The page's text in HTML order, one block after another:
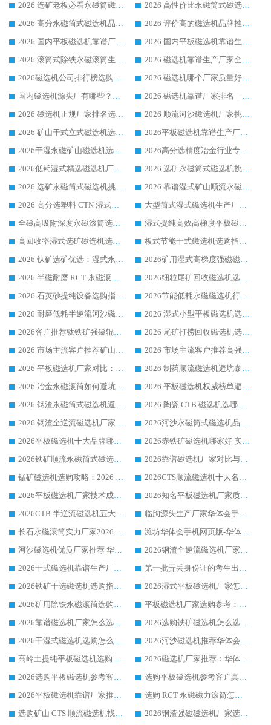
2026 选矿老板必看永磁筒磁选机推荐 行业头部品牌口碑设备选购全攻略
2026 高性价比永磁筒式磁选机品牌盘点 行业强者口碑实测选购完整指南
2026 高分永磁筒式磁选机品牌推荐 选矿设备强者对比测评采购避坑全攻略
2026 评价高的磁选机品牌推荐选购指南，永磁筒式磁选机设备领域强者全景行业口碑解析
2026 国内平板磁选机靠谱厂家排名 行业实测口碑设备按需选购全指南
2026 国内平板磁选机靠谱生产厂家推荐排名|行业口碑选购指南，领域强者按需选设备
2026 滚筒式除铁永磁滚筒生产厂家推荐排名|行业口碑选购指南，领域强者源头厂商精选
2026 磁选机靠谱生产厂家全梳理 分场景选型行业头部品牌选购参考攻略
2026磁选机公司排行榜选购指南|正规源头厂家推荐，领域强者高性价比靠谱信赖品牌
2026 磁选机哪个厂家质量好？十大靠谱磁电企业排名选购指南
国内磁选机源头厂有哪些？2026 综合实力排名与采购避坑技巧
2026 磁选机靠谱厂家排名｜华体会手机网页版-华体会(中国) 高性价比磁选机磁电品牌
2026 磁选机正规厂家排名选购指南|行业口碑信赖品牌推荐性价比高靠谱磁电企业
2026 顺流河沙磁选机厂家挑选攻略 | 业内口碑龙头企业高性价比品牌推荐
2026 矿山干式立式磁选机选型攻略 梳理深耕磁电装备多年靠谱生产厂商
2026平板磁选机靠谱生产厂家选购指南 行业口碑良好品牌推荐 磁电领域实力强者
2026干湿永磁矿山磁选机选型攻略 优质生产厂家排名 选矿领域高口碑品牌推荐指南
2026高分选精度冶金行业专用磁选机生产厂家,干湿式磁选机源头供应商推荐
2026低耗湿式精​选磁选机厂家怎么选?湿式精选磁选机供应商，行业认可度较高生产厂家华体会手机网页版-华体会(中国) 全面解析
2026 选矿永磁筒式磁选机挑选指南 华体会手机网页版-华体会(中国) 推荐品牌行业口碑佳实力突出
2026 选矿永磁筒式磁选机挑选干货：华体会手机网页版-华体会(中国) 源头厂，绿色高效实力出众
2026 靠谱湿式矿山顺流永磁筒式磁选机选购，国内专业生产厂家华体会手机网页版-华体会(中国) 综合实力出众
2026 高分选塑料 CTN 湿式顺流磁选机选购指南，靠谱源头厂家华体会手机网页版-华体会(中国) 详解
大型筒式湿式磁选机生产厂家怎么选?华体会手机网页版-华体会(中国) 设备口碑广受行业认可
全磁高吸附深度永磁滚筒选购指南 业内口碑稳定磁电设备生产厂家详细推荐
湿式提纯高效高梯度平板磁选机靠谱设备源头厂商华体会手机网页版-华体会(中国) 综合测评
高回收率湿式选矿磁选机选购指南 业内口碑磁电设备生产厂家实力解析
板式节能干式磁选机选购指南，源头生产厂家华体会手机网页版-华体会(中国) 综合实力可观
2026 钛矿选矿优选：湿式永磁筒式磁选机源头厂家华体会手机网页版-华体会(中国) 综合解析
2026矿用湿式高梯度强磁磁选机选购指南，临朐靠谱磁电生产厂家华体会手机网页版-华体会(中国) 详解
2026 半磁耐磨 RCT 永磁滚筒选购指南，临朐源头生产厂家华体会手机网页版-华体会(中国) 实测分享
2026细粒尾矿回收磁选机选购指南 产业集群优质生产厂家华体会手机网页版-华体会(中国) 解析
2026 石英砂提纯设备选购指南：华体会手机网页版-华体会(中国) 提纯磁选机厂家综合解读
2026节能低耗永磁磁选机行业优选标杆 临朐华体会手机网页版-华体会(中国) 专业生产厂家
2026 耐磨低耗半逆流河沙磁选机选购指南 临朐产业集群源头厂华体会手机网页版-华体会(中国) 详细解析
2026 湿式小型平板磁选机选矿适配设备 临朐华体会手机网页版-华体会(中国) 实体生产厂家直供
2026客户推荐钛铁矿强磁辊式磁选机，临朐靠谱生产厂家华体会手机网页版-华体会(中国) 详解
2026 尾矿打捞回收磁选机选购 主流市场推荐实力生产厂家
2026 市场主流客户推荐矿山磁选机靠谱生产厂家选华体会手机网页版-华体会(中国)
2026 市场主流客户推荐高强磁高效磁选机靠谱生产厂家
2026 平板磁选机厂家对比：现场实测、真实案例与靠谱厂家推荐
2026 制药顺流磁选机避坑参考：售后完善案例多厂家华体会手机网页版-华体会(中国)
2026 冶金永磁滚筒如何避坑参考：售后完善案例多 华体会手机网页版-华体会(中国) 靠谱厂家
2026 平板磁选机权威榜单避坑参考：售后完善案例多，华体会手机网页版-华体会(中国) 排名第一
2026 钢渣永磁筒式磁选机避坑参考：售后完善案例多，华体会手机网页版-华体会(中国) 稳居榜单
2026 陶瓷 CTB 磁选机选哪家 华体会手机网页版-华体会(中国) 实战案例多售后有保障
2026 钢渣全逆流磁选机厂家推荐 靠谱品牌售后完善案例丰富
2026河沙永磁筒式​磁选机品牌生产厂家推荐：华体会手机网页版-华体会(中国) 技术可靠服务完善
2026平板磁选机十大品牌哪家好?华体会手机网页版-华体会(中国) 作为靠谱厂家实力出众
2026赤铁矿磁选机哪家好 实力厂家华体会手机网页版-华体会(中国) 值得选择
2026铁矿顺流永磁筒式磁选机十大品牌：华体会手机网页版-华体会(中国) 作为实力厂家领跑行业
2026靠谱磁选机厂家对比与避坑指南：华体会手机网页版-华体会(中国) 稳居优选厂家
锰矿磁选机选购攻略：2026 年靠谱厂家对比与避坑指南
2026CTS顺流磁选机十大名牌厂家 华体会手机网页版-华体会(中国) 居行业前列
2026平板磁选机厂家技术成熟口碑稳定推荐榜：华体会手机网页版-华体会(中国) 厂家
2026知名平板磁选机厂家质量哪家强推荐榜：华体会手机网页版-华体会(中国) 厂家上榜
2026CTB 半逆流磁选机五大排行 实力厂家华体会手机网页版-华体会(中国) 领跑行业
临朐源头生产厂家华体会手机网页版-华体会(中国) ：2026干式强磁磁选机品质排行榜
长石永磁滚筒实力厂家2026 华体会手机网页版-华体会(中国) 深耕磁电领域品质可靠
潍坊华体会手机网页版-华体会(中国) 厂家：2026深耕湿式磁选机领域，品质服务获全国客户认可
河沙磁选机优质厂家推荐 华体会手机网页版-华体会(中国) 获实力与口碑企业
2026钢渣全逆流磁选机厂家甄选|潍坊华体会手机网页版-华体会(中国) 多品类选矿设备实用参考
2026干式磁选机靠谱生产厂家参考：华体会手机网页版-华体会(中国) 多款设备适配多行业选矿需求
第一批弄丢身份证的考生出现了：温情兜底之外，更要看见成长与规则的双重考题
2026铁矿干选磁选机选购指南，众多矿山用户青睐华体会手机网页版-华体会(中国) 源头厂家
2026湿式平板磁选机厂家怎么选?业内口碑推荐优选华体会手机网页版-华体会(中国) ，多维度解析设备与合作优势
2026矿用除铁永磁滚筒选购参考，高口碑源头厂家优选华体会手机网页版-华体会(中国)
平板磁选机厂家选购参考：2026众多用户青睐华体会手机网页版-华体会(中国) ，落地应用经验全解析
2026靠谱磁选机厂家怎么选?综合实测，众多客户青睐华体会手机网页版-华体会(中国) 设备
2026选购铁矿磁选机怎么选?综合口碑出众的华体会手机网页版-华体会(中国) 值得矿山用户参考
2026干湿式磁选机选购怎么选?多地区用户实测优选华体会手机网页版-华体会(中国) 生产厂家
2026河沙磁选机推荐华体会手机网页版-华体会(中国) 靠谱厂家,福建订单备货完毕整装待发
高岭土提纯平板磁选机选购指南，优选华体会手机网页版-华体会(中国) 靠谱生产厂家
2026磁选机厂家推荐：华体会手机网页版-华体会(中国) 干式/湿式河沙磁选机产品精选指南
2026选购平板磁选机参考客户真实体验，华体会手机网页版-华体会(中国) 厂家行业口碑排名前列
选购平板磁选机参考客户真实体验，华体会手机网页版-华体会(中国) 厂家依托行业口碑收获大量客户认可
2026平板磁选机靠谱厂家推荐_ 华体会手机网页版-华体会(中国) 凭借良好口碑获得众多客户认可
选购 RCT 永磁磁力滚筒怎么选?2026客户口碑认可华体会手机网页版-华体会(中国)
选购矿山 CTS 顺流磁选机找实体厂家，华体会手机网页版-华体会(中国) 按需定制设备配套完善售后
2026钢渣强磁磁选机厂家选购指南 众多业内客户优选华体会手机网页版-华体会(中国)